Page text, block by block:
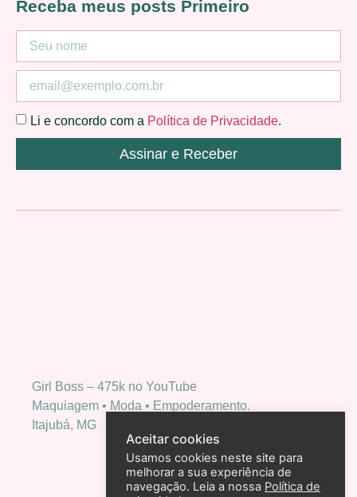
Girl Boss – 475k no YouTube
Maquiagem • Moda • Empoderamento.
Itajubá, MG
Receba meus posts Primeiro
Li e concordo com a Política de Privacidade.
Assinar e Receber
Aceitar cookies
Usamos cookies neste site para
melhorar a sua experiência de
navegação. Leia a nossa Política de